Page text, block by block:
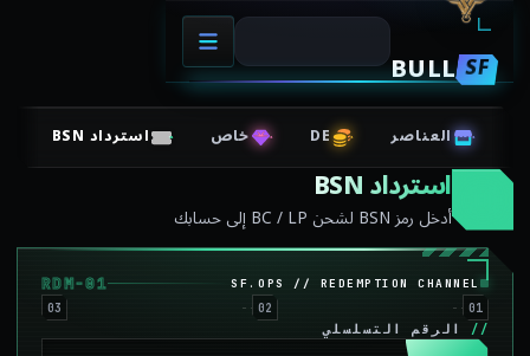
BULLSF
العناصر DE خاص استرداد BSN
استرداد BSN
أدخل رمز BSN لشحن BC / LP إلى حسابك
SF.OPS // REDEMPTION CHANNEL
RDM-01
01
02
03
الرقم التسلسلي